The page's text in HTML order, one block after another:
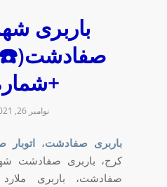
باربری
نوامبر 26, 2021
باربری صفادشت،
کرج، باربری صفادشت
صفادشت، باربری